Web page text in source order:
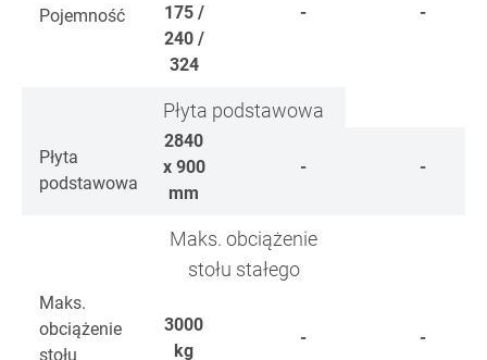
Pojemność
175 /
240 /
324
- -
Płyta podstawowa
Płyta
podstawowa
2840
x 900
mm
- -
Maks. obciążenie
stołu stałego
Maks.
obciążenie
stołu
3000
kg
- -